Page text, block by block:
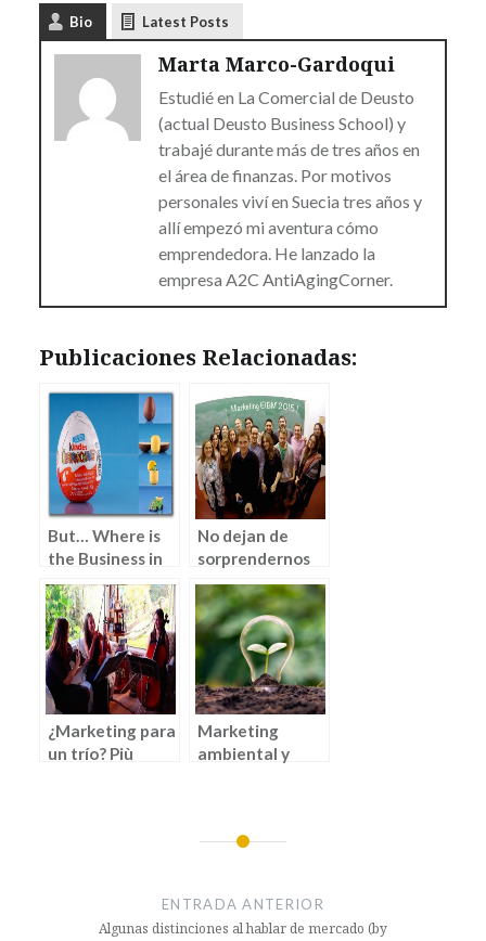
Bio Latest Posts
Marta Marco-Gardoqui
Estudié en La Comercial de Deusto
(actual Deusto Business School) y
trabajé durante más de tres años en
el área de finanzas. Por motivos
personales viví en Suecia tres años y
allí empezó mi aventura cómo
emprendedora. He lanzado la
empresa A2C AntiAgingCorner.
Publicaciones Relacionadas:
But… Where is
the Business in
the Web? (by
Arrate Vidarte)
No dejan de
sorprendernos
los estudiantes.
EIBM 2015
¿Marketing para
un trío? Più
Marketing
ambiental y
ENTRADA ANTERIOR
Algunas distinciones al hablar de mercado (by